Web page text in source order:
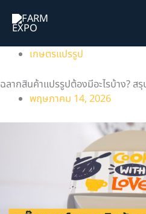
เกษตรแปรรูป
ฉลากสินค้าแปรรูปต้องมีอะไรบ้าง? ส
พฤษภาคม 14, 2026